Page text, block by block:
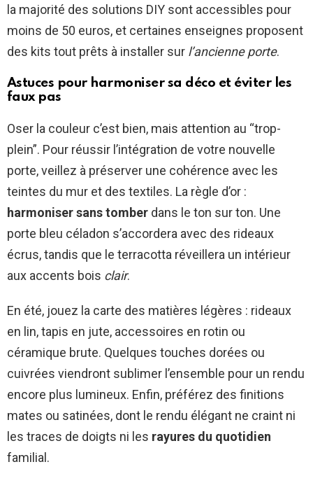
la majorité des solutions DIY sont accessibles pour
moins de 50 euros, et certaines enseignes proposent
des kits tout prêts à installer sur l’ancienne porte.
Astuces pour harmoniser sa déco et éviter les
faux pas
Oser la couleur c’est bien, mais attention au “trop-
plein”. Pour réussir l’intégration de votre nouvelle
porte, veillez à préserver une cohérence avec les
teintes du mur et des textiles. La règle d’or :
harmoniser sans tomber dans le ton sur ton. Une
porte bleu céladon s’accordera avec des rideaux
écrus, tandis que le terracotta réveillera un intérieur
aux accents bois clair.
En été, jouez la carte des matières légères : rideaux
en lin, tapis en jute, accessoires en rotin ou
céramique brute. Quelques touches dorées ou
cuivrées viendront sublimer l’ensemble pour un rendu
encore plus lumineux. Enfin, préférez des finitions
mates ou satinées, dont le rendu élégant ne craint ni
les traces de doigts ni les rayures du quotidien
familial.